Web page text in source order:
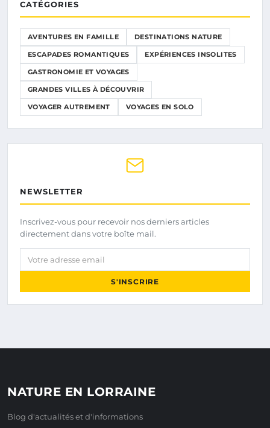
CATÉGORIES
AVENTURES EN FAMILLE DESTINATIONS NATURE
ESCAPADES ROMANTIQUES EXPÉRIENCES INSOLITES
GASTRONOMIE ET VOYAGES
GRANDES VILLES À DÉCOUVRIR
VOYAGER AUTREMENT VOYAGES EN SOLO
NEWSLETTER
Inscrivez-vous pour recevoir nos derniers articles
directement dans votre boîte mail.
Votre adresse email
S'INSCRIRE
NATURE EN LORRAINE
Blog d'actualités et d'informations